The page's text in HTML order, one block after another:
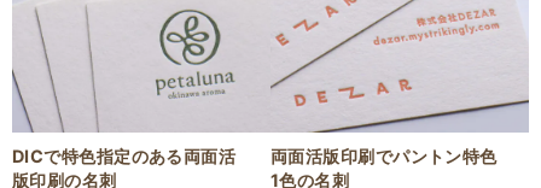
DICで特色指定のある両面活
版印刷の名刺
両面活版印刷でパントン特色
1色の名刺